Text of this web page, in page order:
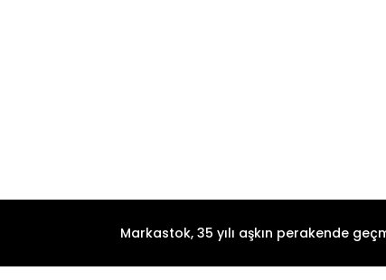
Markastok, 35 yılı aşkın perakende